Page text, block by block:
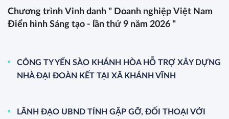
Chương trình Vinh danh " Doanh nghiệp Việt Nam
Điển hình Sáng tạo - lần thứ 9 năm 2026 "
CÔNG TY YẾN SÀO KHÁNH HÒA HỖ TRỢ XÂY DỰNG
NHÀ ĐẠI ĐOÀN KẾT TẠI XÃ KHÁNH VĨNH
LÃNH ĐẠO UBND TỈNH GẶP GỠ, ĐỐI THOẠI VỚI